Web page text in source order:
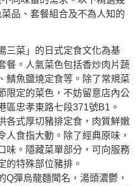
品、套餐組合及不為人知的
三菜」的日式定食文化為基
餐。人氣菜色包括香炒肉片蔬
鯖魚鹽燒定食等。除了常規菜
限定的菜色，不妨留意店內公
區忠孝東路七段371號B1。
各式厚切豬排定食，肉質鮮嫩
人食指大動。除了經典原味，
味。隱藏菜單部分，可向服務
的特殊部位豬排。
Q彈烏龍麵聞名，湯頭濃鬱，